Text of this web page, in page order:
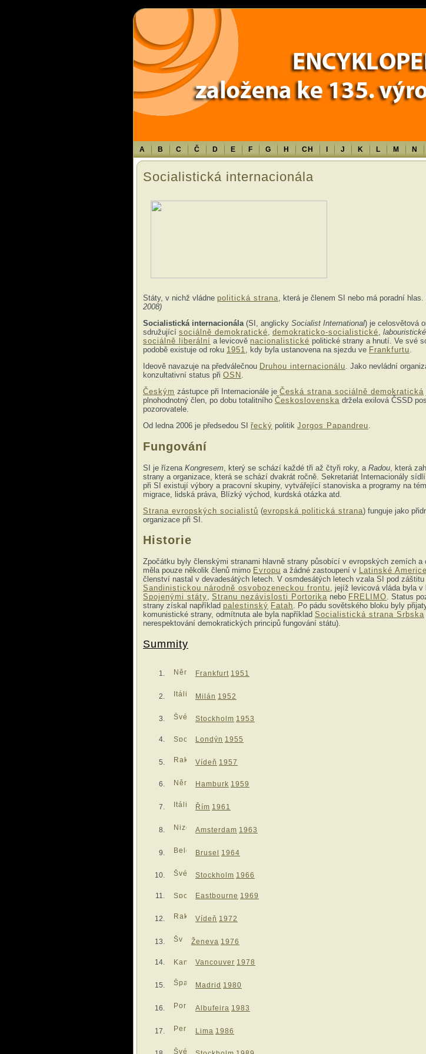
: Use of undefined constant TXT - assumed 'TXT' (this will throw an Error in a future version of PHP) in /data/
A B C Č D E F G H CH J K L M N
Socialistická internacionála
Státy, v nichž vládne politická strana, která je členem SI nebo má poradní hlas.
2008)
Socialistická internacionála(SI, anglicky Socialist International) je celosvětová
sdružující sociálně demokratické, demokraticko-socialistické, labouristické
sociálně liberální a levicově nacionalistické politické strany a hnutí. Ve své
podobě existuje od roku 1951, kdy byla ustanovena na sjezdu ve Frankfurtu.
Ideově navazuje na předválečnou Druhou internacionálu. Jako nevládní
konzultativní status při OSN .
Českým zástupce při Internacionále je Česká strana sociálně demokratická
plnohodnotný člen, po dobu totalitního Československa držela exilová ČSSD
pozorovatele.
Od ledna 2006 je předsedou SI řecký politik Jorgos Papandreu.
Fungování
SI je řízena Kongresem , který se schází každé tři až čtyři roky, a Radou , která
strany a organizace, která se schází dvakrát ročně. Sekretariát Internacionály
při SI existují výbory a pracovní skupiny, vytvářející stanoviska a programy na
migrace, lidská práva, Blízký východ, kurdská otázka atd.
Strana evropských socialistů (evropská politická strana) funguje jako
organizace při SI.
Historie
Zpočátku byly členskými stranami hlavně strany působící v evropských zemích a
měla pouze několik členů mimo Evropu a žádné zastoupení v Latinské Americe
členství nastal v devadesátých letech. V osmdesátých letech vzala SI pod záštitu
Sandinistickou národně osvobozeneckou frontu , jejíž levicová vláda byla
Spojenými státy Stranu nezávislosti Portorika nebo FRELIMO . Status
strany získal například palestinský Fatah . Po pádu sovětského bloku byly
komunistické strany, odmítnuta ale byla například Socialistická strana Srbska
nerespektování demokratických principů fungování státu).
Summity
Frankfurt 1951
Milán 1952
Stockholm 1953
Londýn 1955
Vídeň 1957
Hamburk 1959
Řím 1961
Amsterdam 1963
Brusel 1964
Stockholm 1966
Eastbourne 1969
Vídeň 1972
Ženeva 1976
Vancouver 1978
Madrid 1980
Albufeira 1983
Lima 1986